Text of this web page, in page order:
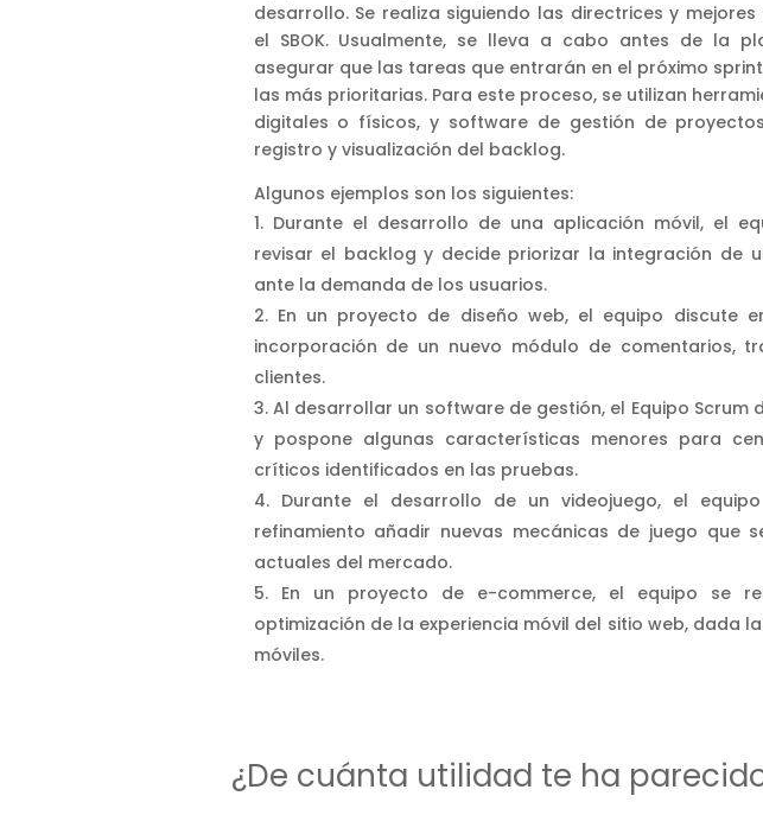
desarrollo. Se realiza siguiendo las directrices y
el SBOK. Usualmente, se lleva a cabo antes de la
asegurar que las tareas que entrarán en el próximo
las más prioritarias. Para este proceso, se utilizan
digitales o físicos, y software de gestión de
registro y visualización del backlog.
Algunos ejemplos son los siguientes:
Durante el desarrollo de una aplicación móvil, el
revisar el backlog y decide priorizar la integración de
ante la demanda de los usuarios.
En un proyecto de diseño web, el equipo discute
incorporación de un nuevo módulo de comentarios,
clientes.
Al desarrollar un software de gestión, el Equipo Scrum
y pospone algunas características menores para
críticos identificados en las pruebas.
Durante el desarrollo de un videojuego, el
refinamiento añadir nuevas mecánicas de juego que
actuales del mercado.
En un proyecto de e-commerce, el equipo se
optimización de la experiencia móvil del sitio web, dada
móviles.
¿De cuánta utilidad te ha